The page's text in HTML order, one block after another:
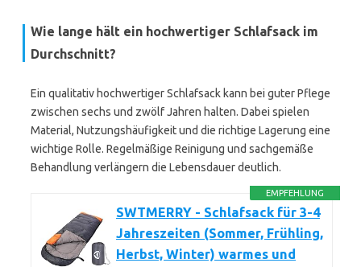
Wie lange hält ein hochwertiger Schlafsack im
Durchschnitt?
Ein qualitativ hochwertiger Schlafsack kann bei guter Pflege
zwischen sechs und zwölf Jahren halten. Dabei spielen
Material, Nutzungshäufigkeit und die richtige Lagerung eine
wichtige Rolle. Regelmäßige Reinigung und sachgemäße
Behandlung verlängern die Lebensdauer deutlich.
EMPFEHLUNG
SWTMERRY - Schlafsack für 3-4
Jahreszeiten (Sommer, Frühling,
Herbst, Winter) warmes und